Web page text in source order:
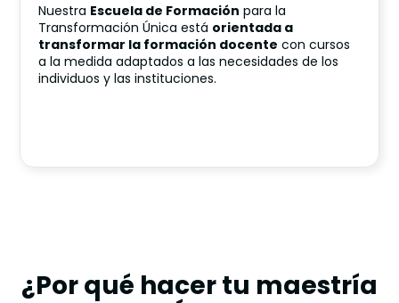
Nuestra Escuela de Formación para la
Transformación Única está orientada a
transformar la formación docente con cursos
a la medida adaptados a las necesidades de los
individuos y las instituciones.
¿Por qué hacer tu maestría